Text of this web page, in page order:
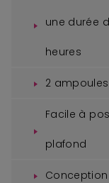
une durée
heures
2
Facile à
plafond